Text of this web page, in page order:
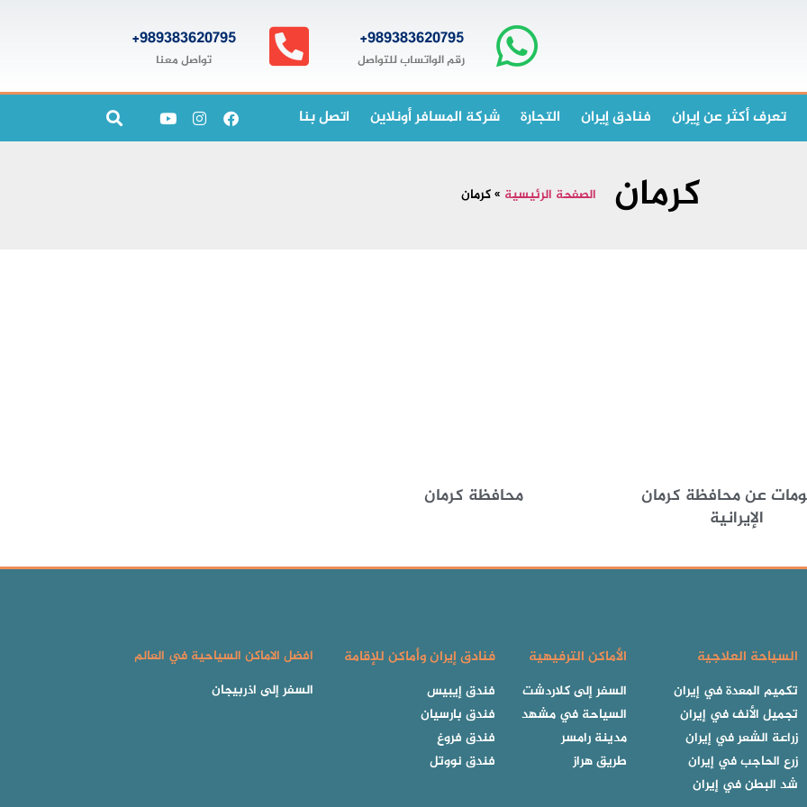
989383620795+
رقم الواتساب للتواصل
989383620795+
تواصل معنا
تعرف أكثر عن إيران فنادق إيران التجارة شركة المسافر أونلاين اتصل بنا
كرمان الصفحة الرئيسية »كرمان
عن محافظة كرمان
الإيرانية
محافظة كرمان
السياحة العلاجية
تكميم المعدة في إيران
تجميل الأنف في إيران
زراعة الشعر في إيران
زرع الحاجب في إيران
شد البطن في إيران
الأماكن الترفيهية
السفر إلى كلاردشت
السياحة في مشهد
مدينة رامسر
طريق هراز
فنادق إيران وأماكن للإقامة
فندق إيبيس
فندق بارسيان
فندق فروغ
فندق نووتل
افضل الاماكن السياحية في العالم
السفر إلى اذربيجان